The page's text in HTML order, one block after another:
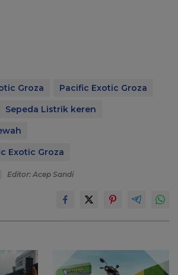
Groza
Pacific Exotic Groza
Sepeda Listrik keren
Exotic Groza
Editor: Acep Sandi